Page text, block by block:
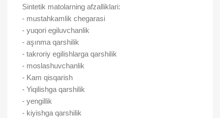
Sintetik matolarning afzalliklari:
- mustahkamlik chegarasi
- yuqori egiluvchanlik
- aşınma qarshilik
- takroriy egilishlarga qarshilik
- moslashuvchanlik
- Kam qisqarish
- Yiqilishga qarshilik
- yengillik
- kiyishga qarshilik